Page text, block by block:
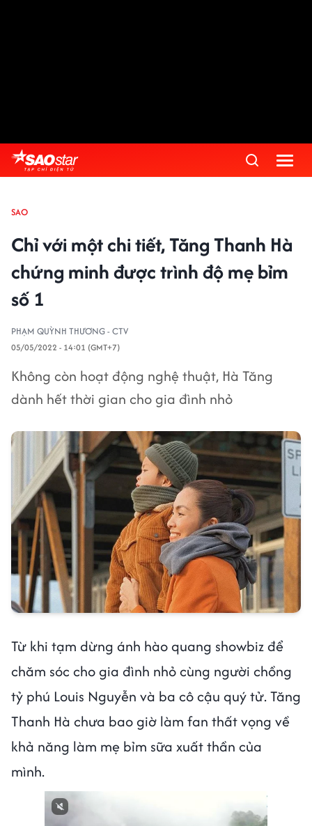
SAO
Chỉ với một chi tiết, Tăng Thanh Hà
chứng minh được trình độ mẹ bỉm
số 1
PHẠM QUỲNH THƯƠNG - CTV
05/05/2022 - 14:01 (GMT+7)
Không còn hoạt động nghệ thuật, Hà Tăng
dành hết thời gian cho gia đình nhỏ
Từ khi tạm dừng ánh hào quang showbiz để
chăm sóc cho gia đình nhỏ cùng người chồng
tỷ phú Louis Nguyễn và ba cô cậu quý tử. Tăng
Thanh Hà chưa bao giờ làm fan thất vọng về
khả năng làm mẹ bỉm sữa xuất thần của
mình.